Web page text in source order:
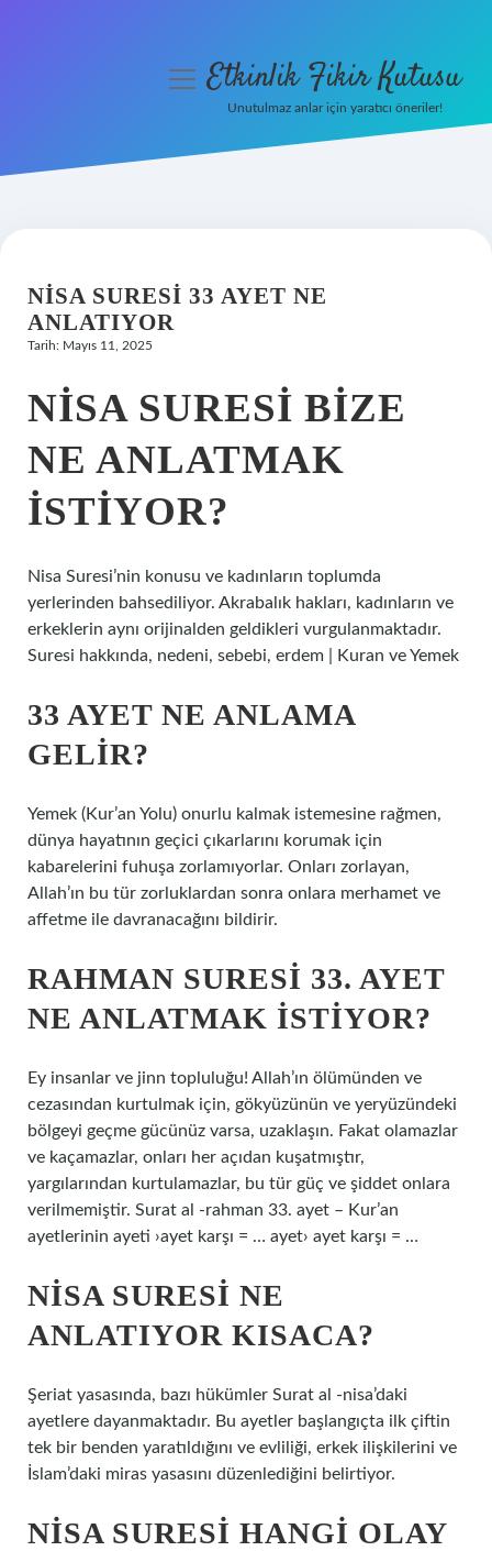
Hakkımızda
menüyüEtkinlik Fikir Kutusu
Unutulmaz anlar için yaratıcı öneriler!
NISA SURESI 33 AYET NE
ANLATIYOR
Tarih: Mayıs 11, 2025
NISA SURESI BIZE
NE ANLATMAK
ISTIYOR?
Nisa Suresi’nin konusu ve kadınların toplumda
yerlerinden bahsediliyor. Akrabalık hakları, kadınların ve
erkeklerin aynı orijinalden geldikleri vurgulanmaktadır.
Suresi hakkında, nedeni, sebebi, erdem | Kuran ve Yemek
33 AYET NE ANLAMA
GELIR?
Yemek (Kur’an Yolu) onurlu kalmak istemesine rağmen,
dünya hayatının geçici çıkarlarını korumak için
kabarelerini fuhuşa zorlamıyorlar. Onları zorlayan,
Allah’ın bu tür zorluklardan sonra onlara merhamet ve
affetme ile davranacağını bildirir.
RAHMAN SURESI 33. AYET
NE ANLATMAK ISTIYOR?
Ey insanlar ve jinn topluluğu! Allah’ın ölümünden ve
cezasından kurtulmak için, gökyüzünün ve yeryüzündeki
bölgeyi geçme gücünüz varsa, uzaklaşın. Fakat olamazlar
ve kaçamazlar, onları her açıdan kuşatmıştır,
yargılarından kurtulamazlar, bu tür güç ve şiddet onlara
verilmemiştir. Surat al -rahman 33. ayet – Kur’an
ayetlerinin ayeti ›ayet karşı = … ayet› ayet karşı = …
NISA SURESI NE
ANLATIYOR KISACA?
Şeriat yasasında, bazı hükümler Surat al -nisa’daki
ayetlere dayanmaktadır. Bu ayetler başlangıçta ilk çiftin
tek bir benden yaratıldığını ve evliliği, erkek ilişkilerini ve
İslam’daki miras yasasını düzenlediğini belirtiyor.
NISA SURESI HANGI OLAY